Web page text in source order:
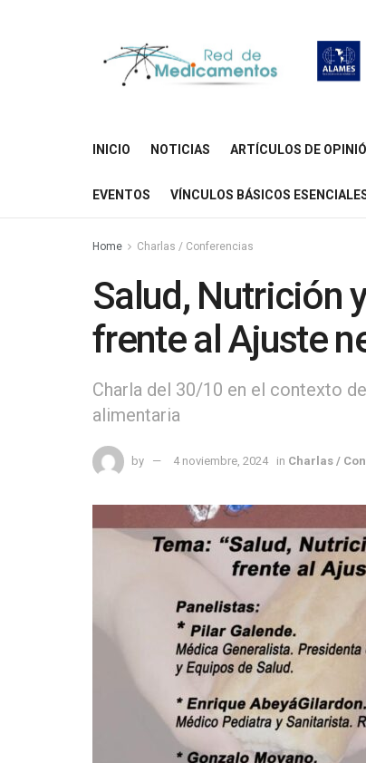
INICIO NOTICIAS ARTÍCULOS DE
EVENTOS VÍNCULOS BÁSICOS
Home Charlas / Conferencias
Salud, Nutrición
frente al Ajuste
Charla del 30/10 en el contexto
alimentaria
by 4 noviembre, 2024 in Charlas /